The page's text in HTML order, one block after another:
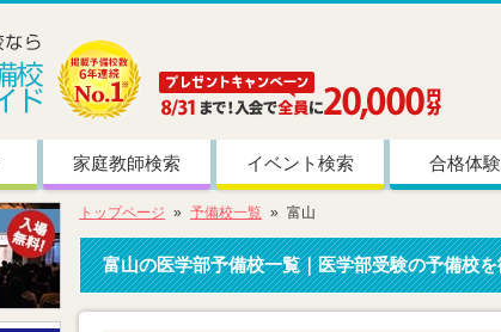
家庭教師検索 イベント検索 合格体
トップページ 予備校一覧 富山
富山の医学部予備校一覧｜医学部受験の予備校